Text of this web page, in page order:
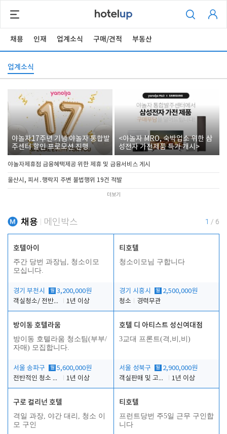
채용 인재 업계소식 구매/견적 부동산
업계소식
야놀자17주년 기념 야놀자 통합발
주센터 할인 프로모션 진행
<야놀자 MRO, 숙박업소 위한 삼
성전자 가전제품 특가 개시>
야놀자제휴점 금융혜택제공 위한 제휴 및 금융서비스 게시
울산시, 피서․행락지 주변 불법행위 19건 적발
더보기
채용 메인박스 1 / 6
호텔아이
주간 당번 과장님, 청소이모
모십니다.
경기 부천시 월 3,200,000원
객실청소/ 전반적인 프론트 업무 및 주차
1년 이상
티호텔
청소이모님 구합니다
경기 시흥시 월 2,500,000원
청소
경력무관
방이동 호텔라움
방이동 호텔라움 청소팀(부부/
자매) 모집합니다.
서울 송파구 월 5,600,000원
전반적인 청소 업무(객실청소.객실정리)
1년 이상
호텔 디 아티스트 성신여대점
3교대 프론트(격,비,비)
서울 성북구 월 2,900,000원
객실판매 및 고객응대
1년 이상
구로 컬리넌 호텔
격일 과장, 야간 대리, 청소 이
모 구인
티호텔
프런트당번 주5일 근무 구인합
니다